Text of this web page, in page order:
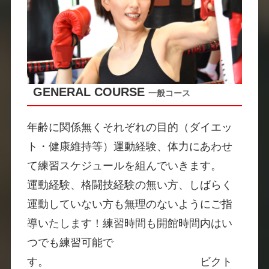
GENERAL COURSE 一般コース
年齢に関係無くそれぞれの目的（ダイエッ
ト・健康維持等）運動経験、体力にあわせ
て練習スケジュールを組んでいきます。
運動経験、格闘技経験の無い方、しばらく
運動していない方も無理のないようにご指
導いたします！練習時間も開館時間内はい
つでも練習可能で
す。 ビクト